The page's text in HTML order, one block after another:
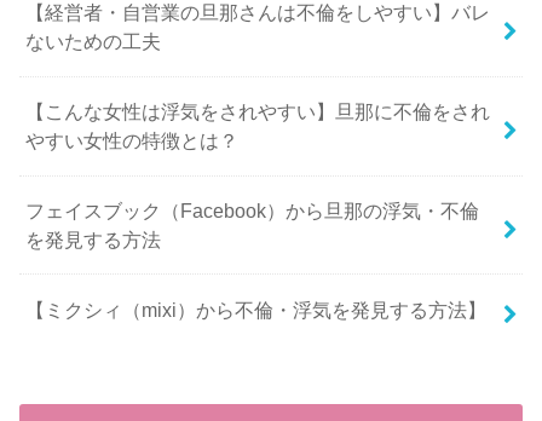
【経営者・自営業の旦那さんは不倫をしやすい】バレ
ないための工夫
【こんな女性は浮気をされやすい】旦那に不倫をされ
やすい女性の特徴とは？
フェイスブック（Facebook）から旦那の浮気・不倫
を発見する方法
【ミクシィ（mixi）から不倫・浮気を発見する方法】